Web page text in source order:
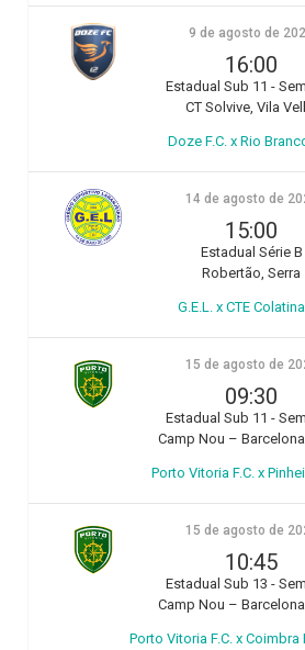
9 de agosto de
16:00
Estadual Sub 11 -
CT Solvive, Vila
Doze F.C. x Rio
14 de agosto de
15:00
Estadual Série B
Robertão, Serra
G.E.L. x CTE
15 de agosto de
09:30
Estadual Sub 11 -
Camp Nou –
Porto Vitoria F.C. x
15 de agosto de
10:45
Estadual Sub 13 -
Camp Nou –
Porto Vitoria F.C. x Coimbra